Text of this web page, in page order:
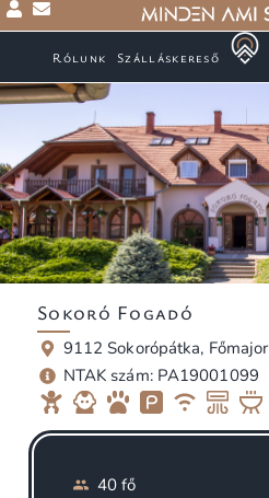
Rólunk Szálláskereső
Sokoró Fogadó
9112 Sokorópátka, Főmajor
NTAK szám: PA19001099
40 fő